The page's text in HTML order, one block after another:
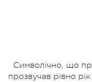
Символічно, що
прозвучав рівно